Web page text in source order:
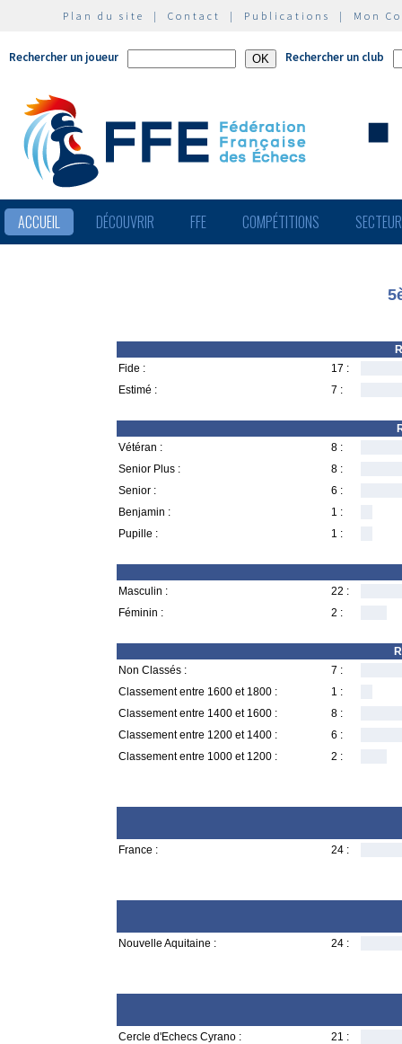
Plan du site | Contact | Publications | Mon
Rechercher un joueur Rechercher un club
ACCUEIL DÉCOUVRIR FFE COMPÉTITIONS
Fide :
17 :
Estimé :
7 :
Vétéran :
8 :
Senior Plus :
8 :
Senior :
6 :
Benjamin :
1 :
Pupille :
1 :
Masculin :
22 :
Féminin :
2 :
Non Classés :
7 :
Classement entre 1600 et 1800 :
1 :
Classement entre 1400 et 1600 :
8 :
Classement entre 1200 et 1400 :
6 :
Classement entre 1000 et 1200 :
2 :
France : 24 :
Nouvelle Aquitaine : 24 :
Cercle d'Echecs Cyrano :
21 :